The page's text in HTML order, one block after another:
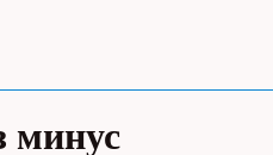
минус